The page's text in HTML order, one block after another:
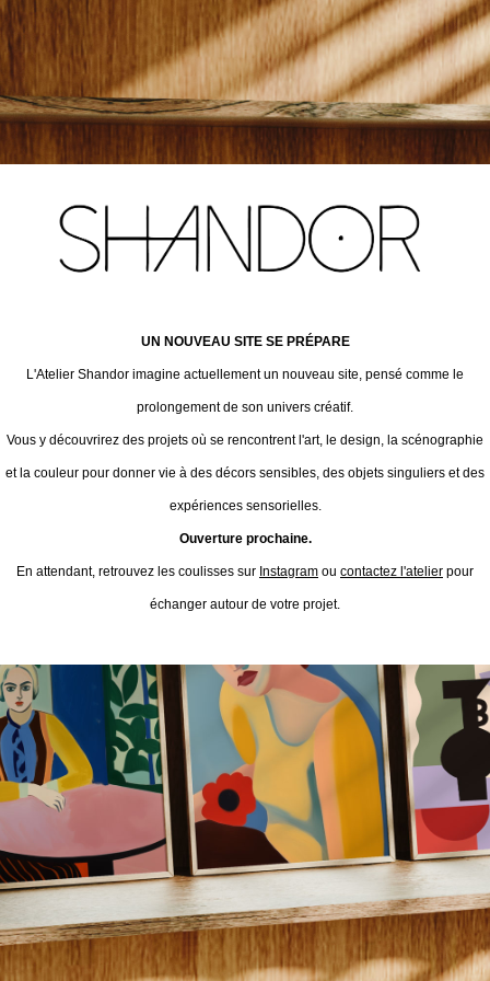
UN NOUVEAU SITE SE PRÉPARE
L'Atelier Shandor imagine actuellement un nouveau site, pensé comme le
prolongement de son univers créatif.
Vous y découvrirez des projets où se rencontrent l'art, le design, la scénographie
et la couleur pour donner vie à des décors sensibles, des objets singuliers et des
expériences sensorielles.
Ouverture prochaine.
En attendant, retrouvez les coulisses sur Instagram ou contactez l'atelier pour
échanger autour de votre projet.